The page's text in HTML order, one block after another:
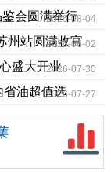
会圆满举行
2026-08-04
州站圆满收官
2026-08-02
盛大开业2026-07-30
省油超值选2026-07-27